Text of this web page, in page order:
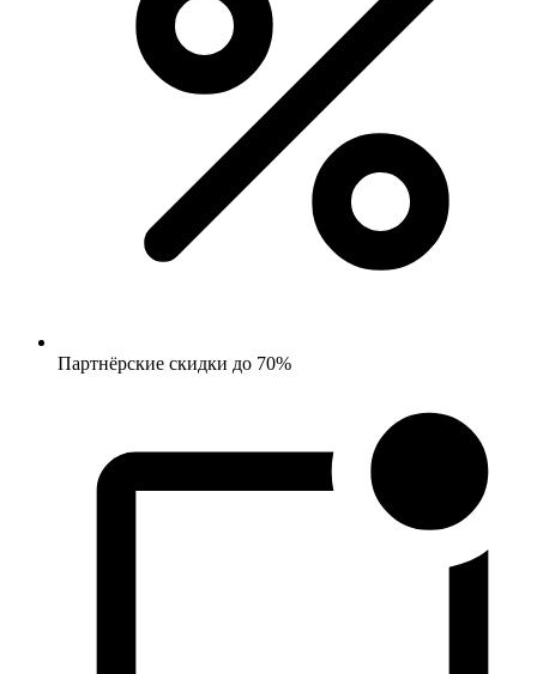
Партнёрские скидки до 70%